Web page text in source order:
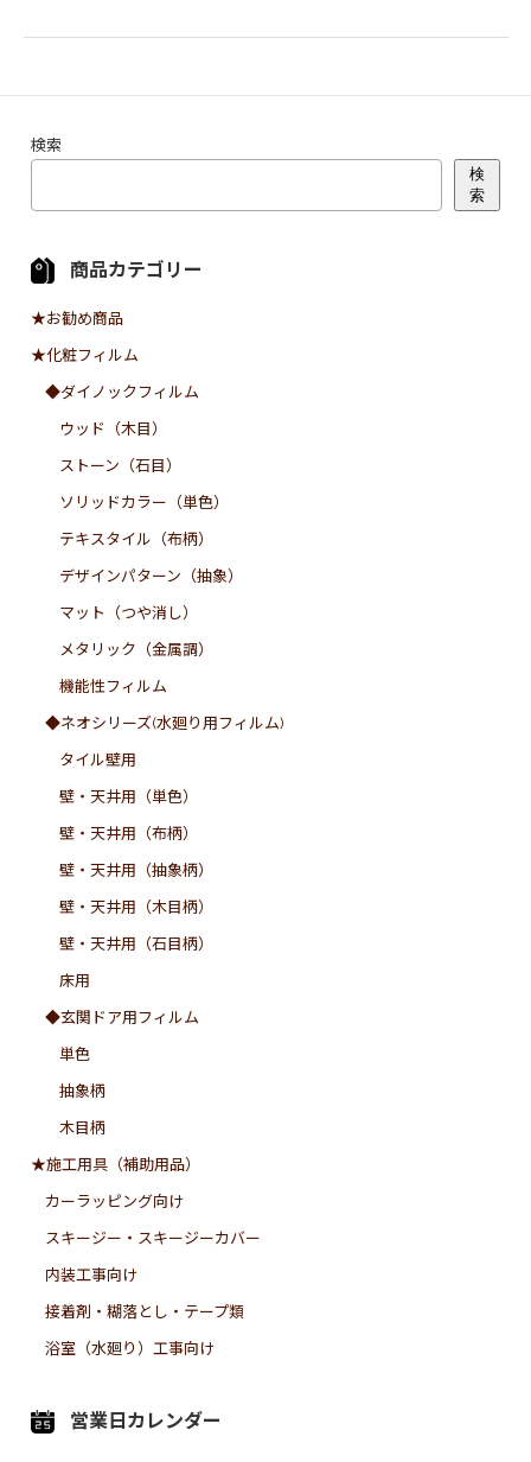
検索
検
索
商品カテゴリー
★お勧め商品
★化粧フィルム
◆ダイノックフィルム
ウッド（木目）
ストーン（石目）
ソリッドカラー（単色）
テキスタイル（布柄）
デザインパターン（抽象）
マット（つや消し）
メタリック（金属調）
機能性フィルム
◆ネオシリーズ(水廻り用フィルム)
タイル壁用
壁・天井用（単色）
壁・天井用（布柄）
壁・天井用（抽象柄）
壁・天井用（木目柄）
壁・天井用（石目柄）
床用
◆玄関ドア用フィルム
単色
抽象柄
木目柄
★施工用具（補助用品）
カーラッピング向け
スキージー・スキージーカバー
内装工事向け
接着剤・糊落とし・テープ類
浴室（水廻り）工事向け
営業日カレンダー